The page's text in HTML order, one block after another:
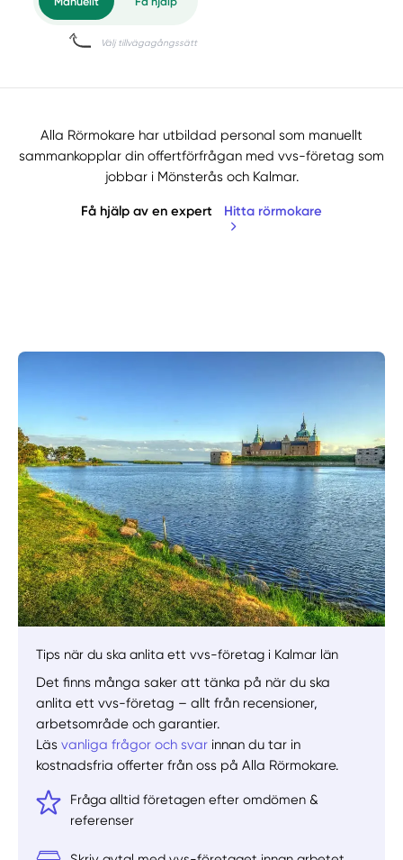
Manuellt Få hjälp
Alla Rörmokare har utbildad personal som manuellt
sammankopplar din offertförfrågan med vvs-företag som
jobbar i Mönsterås och Kalmar.
Få hjälp av en expert Hitta rörmokare
Tips när du ska anlita ett vvs-företag i Kalmar län
Det finns många saker att tänka på när du ska
anlita ett vvs-företag – allt från recensioner,
arbetsområde och garantier.
Läsvanliga frågor och svar innan du tar in
kostnadsfria offerter från oss på Alla Rörmokare.
Fråga alltid företagen efter omdömen &
referenser